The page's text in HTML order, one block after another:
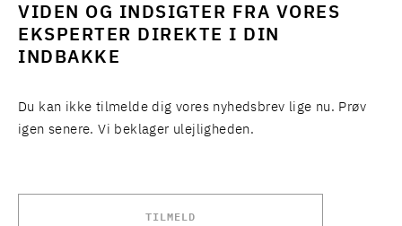
VIDEN OG INDSIGTER FRA VORES
EKSPERTER DIREKTE I DIN
INDBAKKE
Du kan ikke tilmelde dig vores nyhedsbrev lige nu. Prøv
igen senere. Vi beklager ulejligheden.
TILMELD